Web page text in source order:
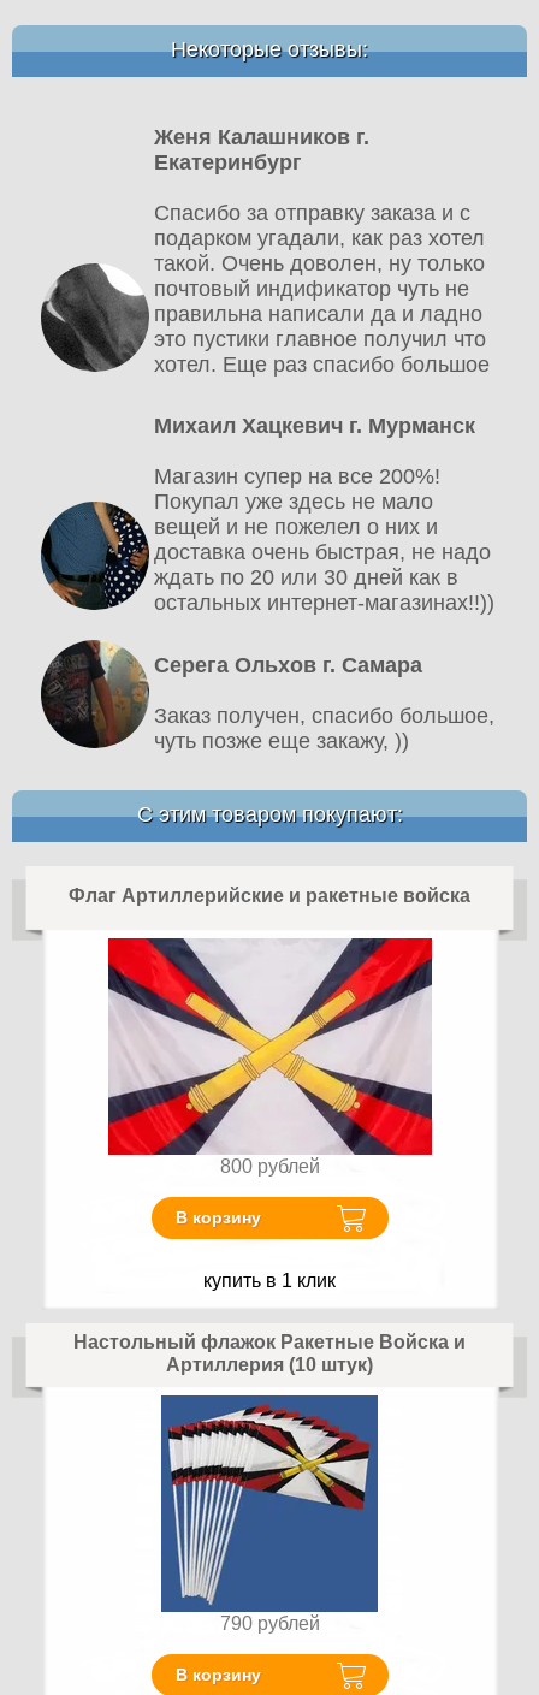
Некоторые отзывы:
Женя Калашников г.
Екатеринбург
Спасибо за отправку заказа и с
подарком угадали, как раз хотел
такой. Очень доволен, ну только
почтовый индификатор чуть не
правильна написали да и ладно
это пустики главное получил что
хотел. Еще раз спасибо большое
Михаил Хацкевич г. Мурманск
Магазин супер на все 200%!
Покупал уже здесь не мало
вещей и не пожелел о них и
доставка очень быстрая, не надо
ждать по 20 или 30 дней как в
остальных интернет-магазинах!!))
Серега Ольхов г. Самара
Заказ получен, спасибо большое,
чуть позже еще закажу, ))
С этим товаром покупают:
Флаг Артиллерийские и ракетные войска
800 рублей
В корзину
купить в 1 клик
Настольный флажок Ракетные Войска и
Артиллерия (10 штук)
790 рублей
В корзину